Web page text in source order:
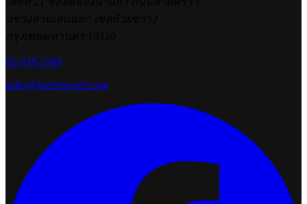
02-038-5588
sales@ketshopweb.com